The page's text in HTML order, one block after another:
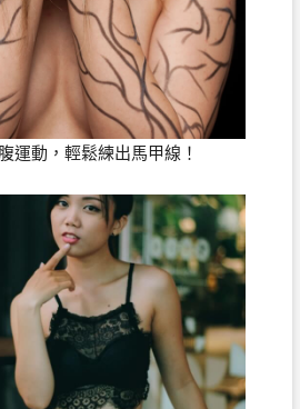
運動，輕鬆練出馬甲線！